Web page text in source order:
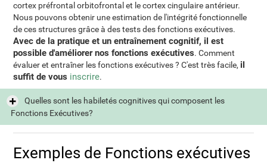
cortex préfrontal orbitofrontal et le cortex cingulaire antérieur.
Nous pouvons obtenir une estimation de l'intégrité fonctionnelle
de ces structures grâce à des tests des fonctions exécutives.
Avec de la pratique et un entraînement cognitif, il est
possible d'améliorer nos fonctions exécutives. Comment
évaluer et entraîner les fonctions exécutives ? C'est très facile, il
suffit de vous inscrire.
Quelles sont les habiletés cognitives qui composent les
Fonctions Exécutives?
Exemples de Fonctions exécutives